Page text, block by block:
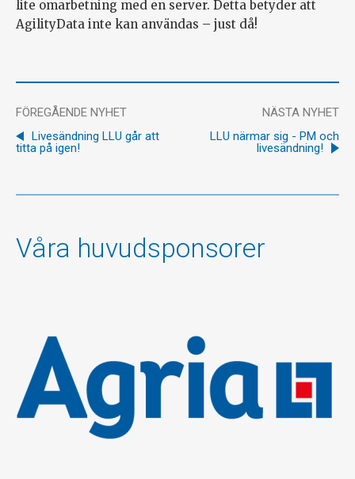
lite omarbetning med en server. Detta betyder att
AgilityData inte kan användas – just då!
FÖREGÅENDE NYHET
Livesändning LLU går att
titta på igen!
NÄSTA NYHET
LLU närmar sig - PM och
livesändning!
Våra huvudsponsorer